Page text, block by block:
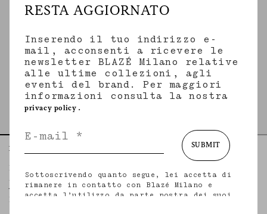
Home
Everyday Blazer
JEALOUSY BLACK
Blazer doppiopetto nero in velluto con profili in seta
RESTA AGGIORNATO
Inserendo il tuo indirizzo e-
mail, acconsenti a ricevere le
newsletter BLAZÉ Milano relative
alle ultime collezioni, agli
eventi del brand. Per maggiori
informazioni consulta la nostra
privacy policy .
SUBMIT
Sottoscrivendo quanto segue, lei accetta di
rimanere in contatto con Blazé Milano e
accetta l’utilizzo da parte nostra dei suoi